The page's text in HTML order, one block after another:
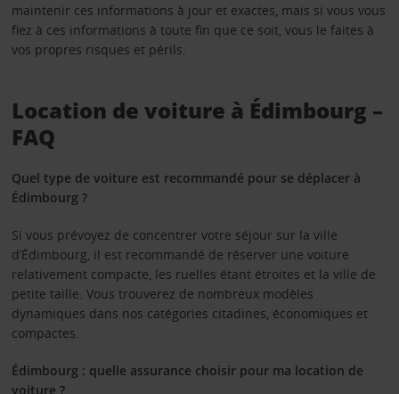
maintenir ces informations à jour et exactes, mais si vous vous
fiez à ces informations à toute fin que ce soit, vous le faites à
vos propres risques et périls.
Location de voiture à Édimbourg –
FAQ
Quel type de voiture est recommandé pour se déplacer à
Édimbourg ?
Si vous prévoyez de concentrer votre séjour sur la ville
d’Édimbourg, il est recommandé de réserver une voiture
relativement compacte, les ruelles étant étroites et la ville de
petite taille. Vous trouverez de nombreux modèles
dynamiques dans nos catégories citadines, économiques et
compactes.
Édimbourg : quelle assurance choisir pour ma location de
voiture ?